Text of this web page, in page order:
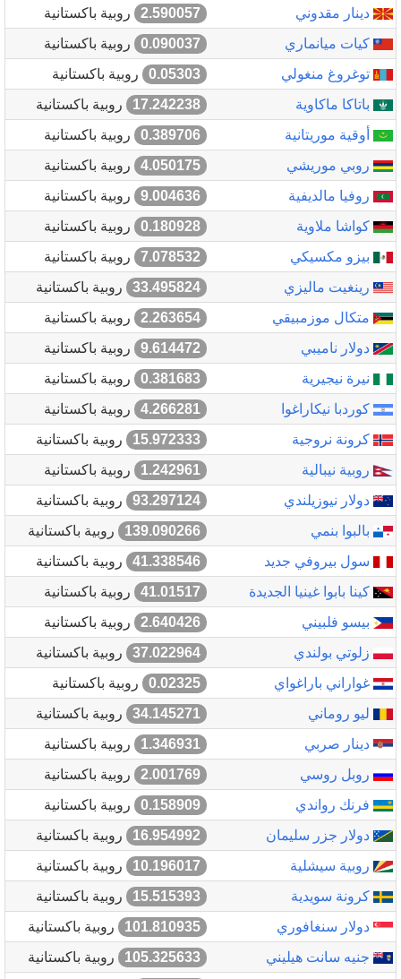
دينار مقدوني
2.590057
روبية باكستانية
كيات ميانماري
0.090037
روبية باكستانية
توغروغ منغولي
0.05303
روبية باكستانية
باتاكا ماكاوية
17.242238
روبية باكستانية
أوقية موريتانية
0.389706
روبية باكستانية
روبي موريشي
4.050175
روبية باكستانية
روفيا مالديفية
9.004636
روبية باكستانية
كواشا ملاوية
0.180928
روبية باكستانية
بيزو مكسيكي
7.078532
روبية باكستانية
رينغيت ماليزي
33.495824
روبية باكستانية
متكال موزمبيقي
2.263654
روبية باكستانية
دولار ناميبي
9.614472
روبية باكستانية
نيرة نيجيرية
0.381683
روبية باكستانية
كوردبا نيكاراغوا
4.266281
روبية باكستانية
كرونة نروجية
15.972333
روبية باكستانية
روبية نيبالية
1.242961
روبية باكستانية
دولار نيوزيلندي
93.297124
روبية باكستانية
بالبوا بنمي
139.090266
روبية باكستانية
سول بيروفي جديد
41.338546
روبية باكستانية
كينا بابوا غينيا الجديدة
41.01517
روبية باكستانية
بيسو فلبيني
2.640426
روبية باكستانية
زلوتي بولندي
37.022964
روبية باكستانية
غواراني باراغواي
0.02325
روبية باكستانية
ليو روماني
34.145271
روبية باكستانية
دينار صربي
1.346931
روبية باكستانية
روبل روسي
2.001769
روبية باكستانية
فرنك رواندي
0.158909
روبية باكستانية
دولار جزر سليمان
16.954992
روبية باكستانية
روبية سيشلية
10.196017
روبية باكستانية
كرونة سويدية
15.515393
روبية باكستانية
دولار سنغافوري
101.810935
روبية باكستانية
جنيه سانت هيليني
105.325633
روبية باكستانية